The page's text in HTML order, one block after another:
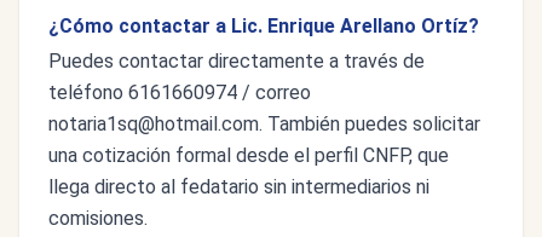
¿Cómo contactar a Lic. Enrique Arellano Ortíz?
Puedes contactar directamente a través de
teléfono 6161660974 / correo
notaria1sq@hotmail.com. También puedes solicitar
una cotización formal desde el perfil CNFP, que
llega directo al fedatario sin intermediarios ni
comisiones.